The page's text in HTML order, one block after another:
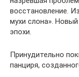
восстановление.
мухи слона».
эпохи.
Принудительно
панциря,